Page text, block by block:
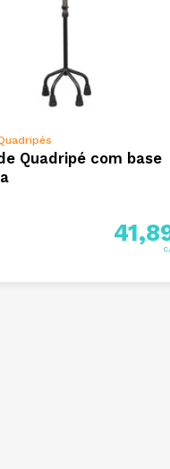
ADICIONAR
Quadripé com base